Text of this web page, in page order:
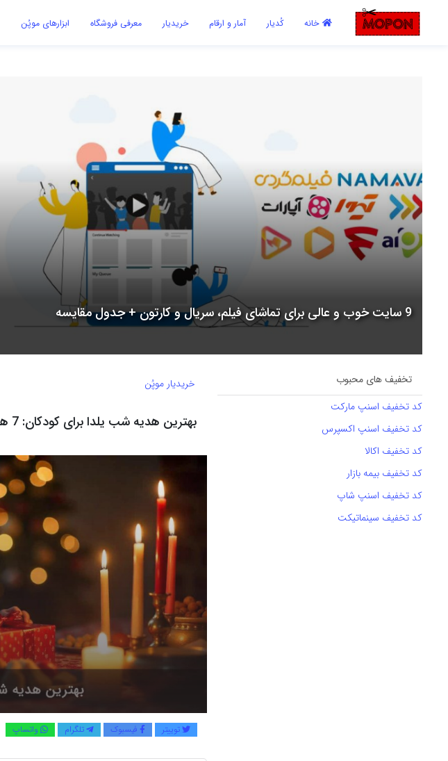
خانه کُدیار آمار و ارقام خریدیار معرفی فروشگاه ابزارهای موپُن اشتراک گذاری
9 سایت خوب و عالی برای تماشای فیلم، سریال و کارتون + جدول مقایسه
تخفیف های محبوب
کد تخفیف اسنپ مارکت
کد تخفیف اسنپ اکسپرس
کد تخفیف اکالا
کد تخفیف بیمه بازار
کد تخفیف اسنپ شاپ
کد تخفیف سینماتیکت
خریدیار موپُن
بهترین هدیه شب یلدا برای کودکان: 7 هدیه شب یلدا برای بچه ها
توییتر فیسبوک تلگرام واتساپ